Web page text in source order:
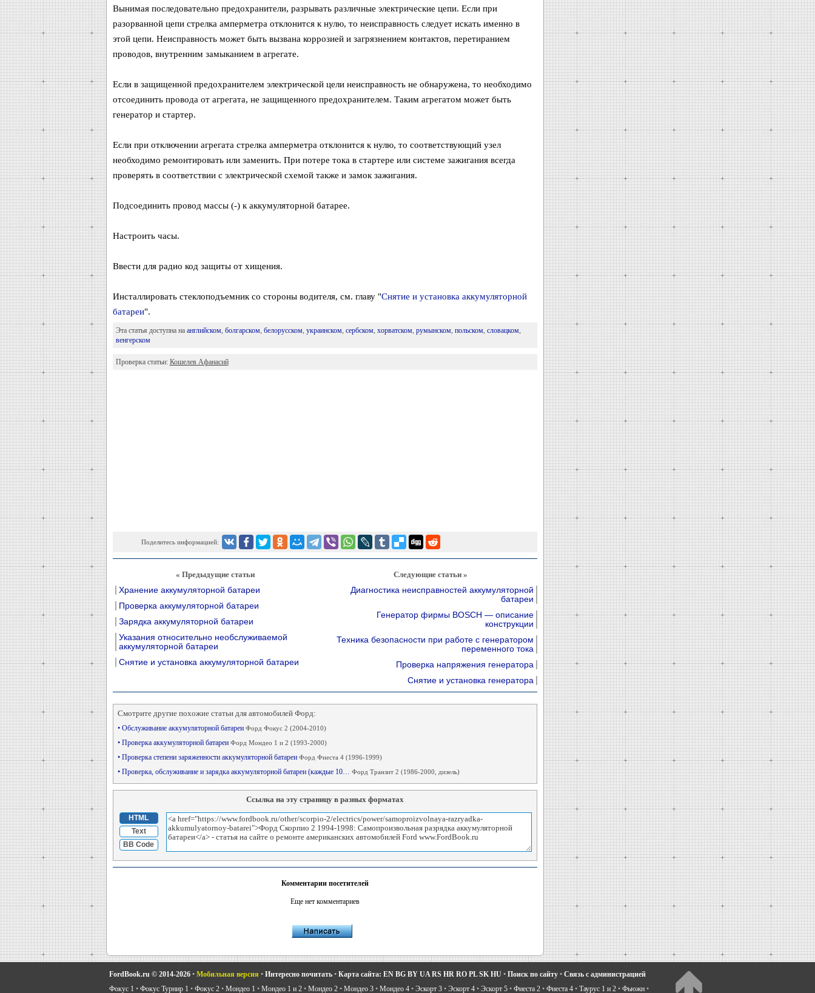
Вынимая последовательно предохранители, разрывать различные электрические цепи. Если при
разорванной цепи стрелка амперметра отклонится к нулю, то неисправность следует искать именно в
этой цепи. Неисправность может быть вызвана коррозией и загрязнением контактов, перетиранием
проводов, внутренним замыканием в агрегате.
Если в защищенной предохранителем электрической цели неисправность не обнаружена, то необходимо
отсоединить провода от агрегата, не защищенного предохранителем. Таким агрегатом может быть
генератор и стартер.
Если при отключении агрегата стрелка амперметра отклонится к нулю, то соответствующий узел
необходимо ремонтировать или заменить. При потере тока в стартере или системе зажигания всегда
проверять в соответствии с электрической схемой также и замок зажигания.
Подсоединить провод массы (-) к аккумуляторной батарее.
Настроить часы.
Ввести для радио код защиты от хищения.
Инсталлировать стеклоподъемник со стороны водителя, см. главу "Снятие и установка аккумуляторной
батареи".
Эта статья доступна на английском, болгарском, белорусском, украинском, сербском, хорватском, румынском, польском, словацком,
венгерском
Проверка статьи: Кошелев Афанасий
Поделитесь информацией:
« Предыдущие статьи
Хранение аккумуляторной батареи
Проверка аккумуляторной батареи
Зарядка аккумуляторной батареи
Указания относительно необслуживаемой
аккумуляторной батареи
Снятие и установка аккумуляторной батареи
Следующие статьи »
Диагностика неисправностей аккумуляторной
батареи
Генератор фирмы BOSCH — описание
конструкции
Техника безопасности при работе с генератором
переменного тока
Проверка напряжения генератора
Снятие и установка генератора
Смотрите другие похожие статьи для автомобилей Форд:
• Обслуживание аккумуляторной батареи Форд Фокус 2 (2004-2010)
• Проверка аккумуляторной батареи Форд Мондео 1 и 2 (1993-2000)
• Проверка степени заряженности аккумуляторной батареи Форд Фиеста 4 (1996-1999)
• Проверка, обслуживание и зарядка аккумуляторной батареи (каждые 10… Форд Транзит 2 (1986-2000, дизель)
Ссылка на эту страницу в разных форматах
HTML
Text
BB Code
Комментарии посетителей
Еще нет комментариев
FordBook.ru © 2014-2026 • Мобильная версия • Интересно почитать • Карта сайта: EN BG BY UA RS HR RO PL SK HU • Поиск по сайту • Связь с администрацией
Фокус 1 • Фокус Турнир 1 • Фокус 2 • Мондео 1 • Мондео 1 и 2 • Мондео 2 • Мондео 3 • Мондео 4 • Эскорт 3 • Эскорт 4 • Эскорт 5 • Фиеста 2 • Фиеста 4 • Таурус 1 и 2 • Фьюжн •